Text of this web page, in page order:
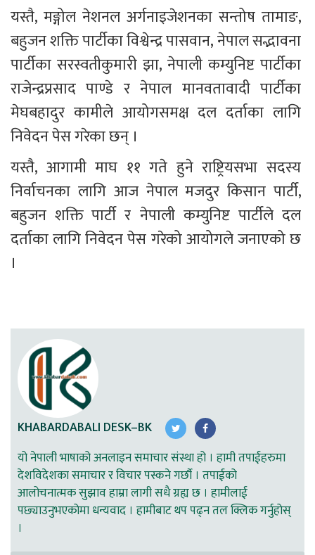
यस्तै, मङ्गोल नेशनल अर्गनाइजेशनका सन्तोष तामाङ,
बहुजन शक्ति पार्टीका विश्वेन्द्र पासवान, नेपाल सद्भावना
पार्टीका सरस्वतीकुमारी झा, नेपाली कम्युनिष्ट पार्टीका
राजेन्द्रप्रसाद पाण्डे र नेपाल मानवतावादी पार्टीका
मेघबहादुर कामीले आयोगसमक्ष दल दर्ताका लागि
निवेदन पेस गरेका छन् ।
यस्तै, आगामी माघ ११ गते हुने राष्ट्रियसभा सदस्य
निर्वाचनका लागि आज नेपाल मजदुर किसान पार्टी,
बहुजन शक्ति पार्टी र नेपाली कम्युनिष्ट पार्टीले दल
दर्ताका लागि निवेदन पेस गरेको आयोगले जनाएको छ
।
KHABARDABALI DESK–BK
यो नेपाली भाषाको अनलाइन समाचार संस्था हो । हामी तपाईहरुमा
देशविदेशका समाचार र विचार पस्कने गर्छौ । तपाईको
आलोचनात्मक सुझाव हाम्रा लागी सधै ग्रह्य छ । हामीलाई
पछ्याउनुभएकोमा धन्यवाद । हामीबाट थप पढ्न तल क्लिक गर्नुहोस्
।